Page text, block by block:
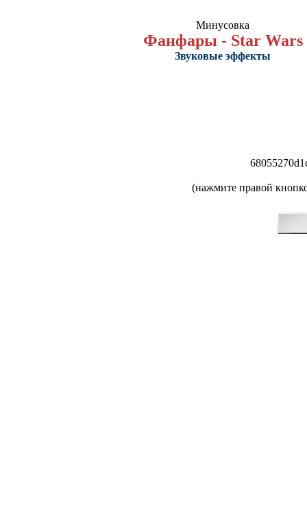
Минусовка
Фанфары - Star Wars
Звуковые эффекты
(нажмите правой